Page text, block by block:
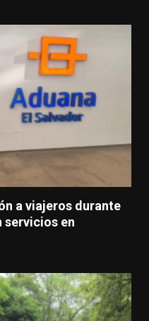
a viajeros durante
servicios en